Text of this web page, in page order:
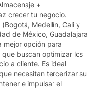
+
crecer tu negocio.
Medellín, Cali y
de México, Guadalajara
mejor opción para
buscan optimizar los
a cliente. Es ideal
necesitan tercerizar su
e impulsar el